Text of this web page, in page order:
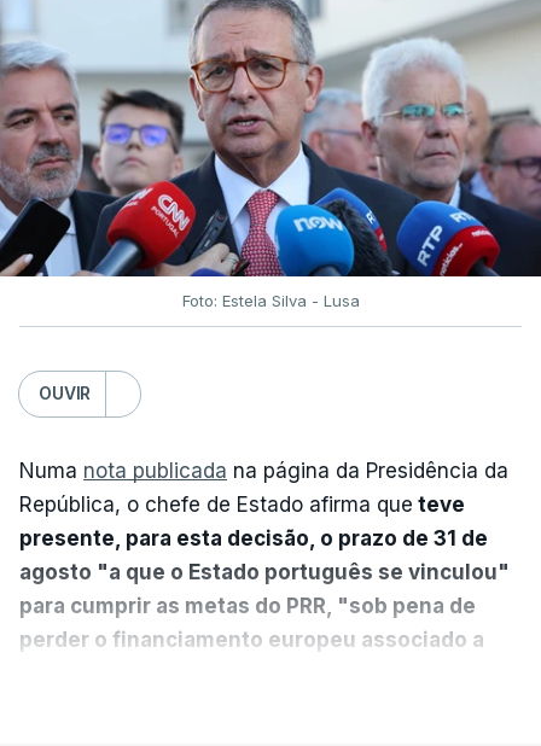
Foto: Estela Silva - Lusa
OUVIR
Numa nota publicada na página da Presidência da
República, o chefe de Estado afirma que teve
presente, para esta decisão, o prazo de 31 de
agosto "a que o Estado português se vinculou"
para cumprir as metas do PRR, "sob pena de
perder o financiamento europeu associado a